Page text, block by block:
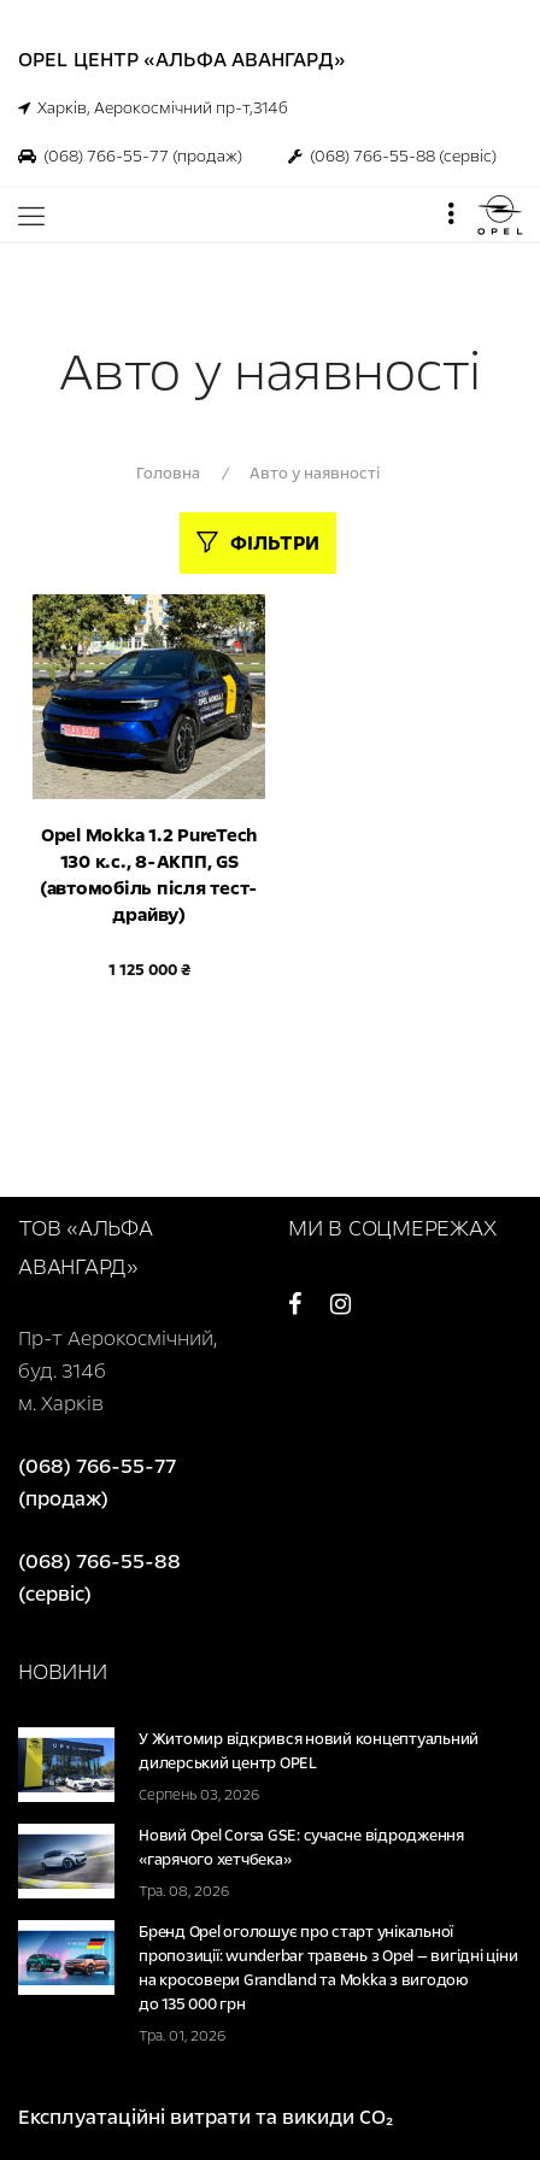
OPEL ЦЕНТР «АЛЬФА АВАНГАРД»
Харків, Аерокосмічний пр-т,314б
(068) 766-55-77 (продаж) (068) 766-55-88 (сервіс)
Авто у наявності
ФІЛЬТРИ
Головна / Авто у наявності
Opel Mokka 1.2 PureTech
130 к.с., 8-АКПП, GS
(автомобіль після тест-
драйву)
1 125 000 ₴
ТОВ «АЛЬФА
АВАНГАРД»
Пр-т Аерокосмічний,
буд. 314б
м. Харків
(068) 766-55-77
(продаж)
(068) 766-55-88
(сервіс)
МИ В СОЦМЕРЕЖАХ
НОВИНИ
У Житомир відкрився новий концептуальний
дилерський центр OPEL
Серпень 03, 2026
Новий Opel Corsa GSE: сучасне відродження
«гарячого хетчбека»
Тра. 08, 2026
Бренд Opel оголошує про старт унікальної
пропозиції: wunderbar травень з Opel — вигідні ціни
на кросовери Grandland та Mokka з вигодою
до 135 000 грн
Тра. 01, 2026
Експлуатаційні витрати та викиди CO₂